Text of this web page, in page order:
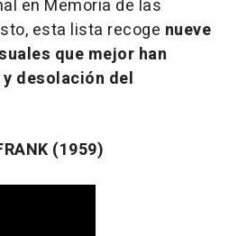
en Memoria de las
esta lista recoge nueve
que mejor han
desolación del
(1959)